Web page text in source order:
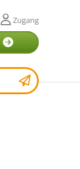
Zugang